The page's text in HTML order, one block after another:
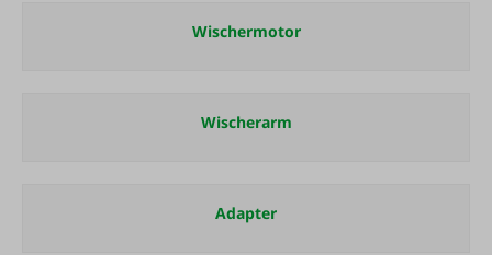
Wischermotor
Wischerarm
Adapter